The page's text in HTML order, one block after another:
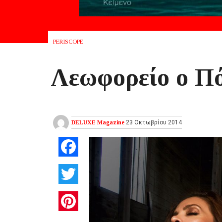
PERISCOPE
Λεωφορείο ο
DELUXE Magazine 23 Οκτωβρίου 2014
Facebook
Twitter